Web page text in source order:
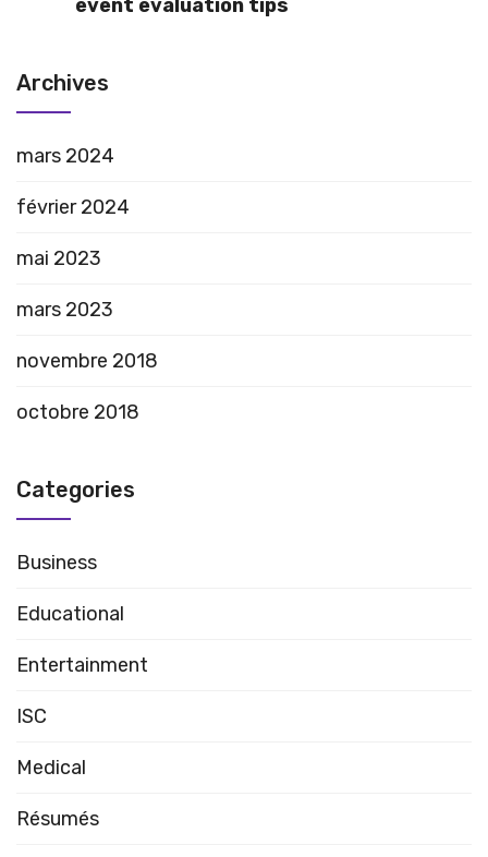
event evaluation tips
Archives
mars 2024
février 2024
mai 2023
mars 2023
novembre 2018
octobre 2018
Categories
Business
Educational
Entertainment
ISC
Medical
Résumés